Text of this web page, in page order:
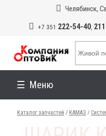
Челябинск,
+7 351 222-54-40,
Меню
Каталог запчастей / КАМАЗ /